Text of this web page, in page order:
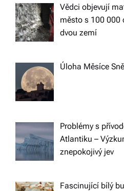
Vědci objevují
město s 100 000
dvou zemí
Úloha Měsíce
Problémy s
Atlantiku –
znepokojivý jev
Fascinující bílý